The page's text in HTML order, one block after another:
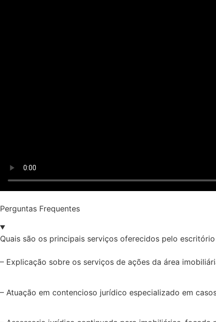
Perguntas Frequentes
Quais são os principais serviços oferecidos pelo
– Explicação sobre os serviços de ações da área
– Atuação em contencioso jurídico especializado em